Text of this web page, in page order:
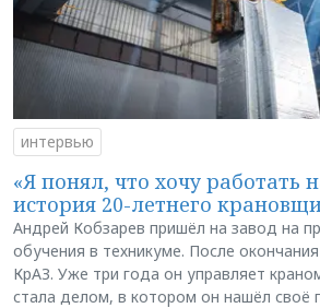
интервью
«Я понял, что хочу работать
история 20-летнего
Андрей Кобзарев пришёл на завод на
обучения в техникуме. После
КрАЗ. Уже три года он управляет
стала делом, в котором он нашёл своё